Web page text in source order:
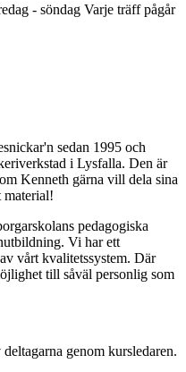
- söndag Varje träff pågår
sedan 1995 och
i Lysfalla. Den är
Kenneth gärna vill dela sina
material!
pedagogiska
Vi har ett
vårt kvalitetssystem. Där
till såväl personlig som
genom kursledaren.